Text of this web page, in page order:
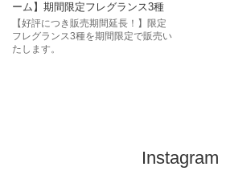
ｅデパート 香水 スイーツ
ーム】期間限定フレグランス3種
【好評につき販売期間延長！】限定
フレグランス3種を期間限定で販売い
たします。
Instagram